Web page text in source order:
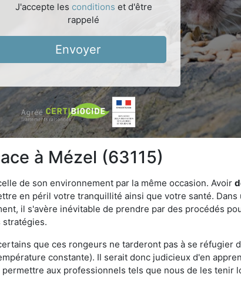
J'accepte les conditions et d'être
rappelé
Envoyer
à Mézel (63115)
de son environnement par la même occasion. Avoir
en péril votre tranquillité ainsi que votre santé.
il s'avère inévitable de prendre par des procédés
stratégies.
que ces rongeurs ne tarderont pas à se réfugier
constante). Il serait donc judicieux d'en
aux professionnels tels que nous de les tenir